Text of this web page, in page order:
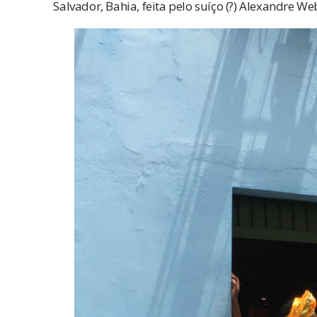
Salvador, Bahia, feita pelo suíço (?) Alexandre